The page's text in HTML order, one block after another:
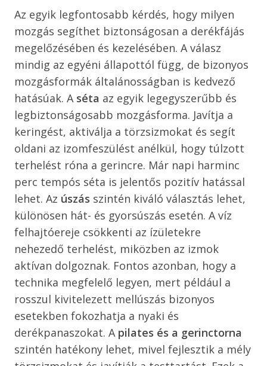
Az egyik legfontosabb kérdés, hogy milyen
mozgás segíthet biztonságosan a derékfájás
megelőzésében és kezelésében. A válasz
mindig az egyéni állapottól függ, de bizonyos
mozgásformák általánosságban is kedvező
hatásúak. A séta az egyik legegyszerűbb és
legbiztonságosabb mozgásforma. Javítja a
keringést, aktiválja a törzsizmokat és segít
oldani az izomfeszülést anélkül, hogy túlzott
terhelést róna a gerincre. Már napi harminc
perc tempós séta is jelentős pozitív hatással
lehet. Az úszás szintén kiváló választás lehet,
különösen hát- és gyorsúszás esetén. A víz
felhajtóereje csökkenti az ízületekre
nehezedő terhelést, miközben az izmok
aktívan dolgoznak. Fontos azonban, hogy a
technika megfelelő legyen, mert például a
rosszul kivitelezett mellúszás bizonyos
esetekben fokozhatja a nyaki és
derékpanaszokat. A pilates és a gerinctorna
szintén hatékony lehet, mivel fejlesztik a mély